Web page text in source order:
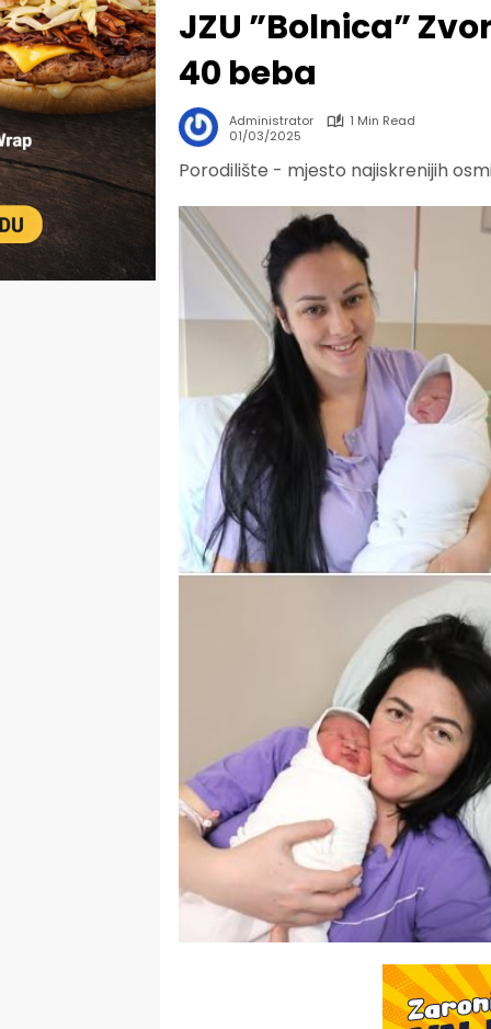
JZU ”Bolnica”
40 beba
Administrator
1 Min Read
01/03/2025
Porodilište - mjesto najiskrenijih